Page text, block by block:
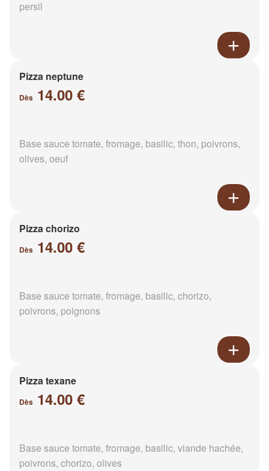
persil
Pizza neptune
Dès 14.00 €
Base sauce tomate, fromage, basilic, thon, poivrons,
olives, oeuf
Pizza chorizo
Dès 14.00 €
Base sauce tomate, fromage, basilic, chorizo,
poivrons, poignons
Pizza texane
Dès 14.00 €
Base sauce tomate, fromage, basilic, viande hachée,
poivrons, chorizo, olives